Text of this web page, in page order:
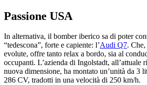
Passione USA
In alternativa, il bomber iberico sa di poter
“tedescona”, forte e capiente: l’Audi Q7.
evolute, offre tanto relax a bordo, sia al
occupanti. L’azienda di Ingolstadt, all’attuale
nuova dimensione, ha montato un’unità da 3
286 CV, tradotti in una velocità di 250 km/h.